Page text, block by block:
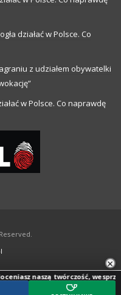
działać w Polsce. Co
z udziałem obywatelki
w Polsce. Co naprawdę
×
naszą twórczość, wesprzyj